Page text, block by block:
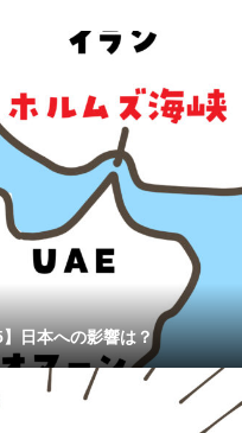
日本への影響は？